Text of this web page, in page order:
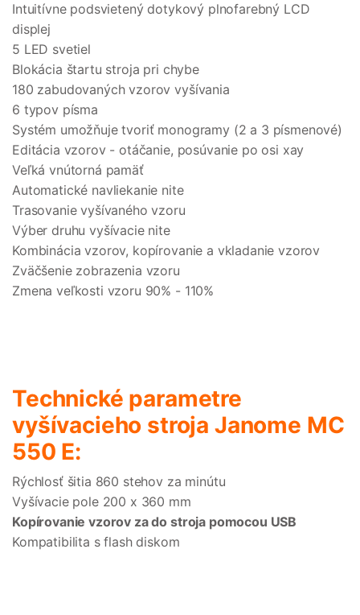
Intuitívne podsvietený dotykový plnofarebný LCD
displej
5 LED svetiel
Blokácia štartu stroja pri chybe
180 zabudovaných vzorov vyšívania
6 typov písma
Systém umožňuje tvoriť monogramy (2 a 3 písmenové)
Editácia vzorov - otáčanie, posúvanie po osi xay
Veľká vnútorná pamäť
Automatické navliekanie nite
Trasovanie vyšívaného vzoru
Výber druhu vyšívacie nite
Kombinácia vzorov, kopírovanie a vkladanie vzorov
Zväčšenie zobrazenia vzoru
Zmena veľkosti vzoru 90% - 110%
Technické parametre
vyšívacieho stroja Janome MC
550 E:
Rýchlosť šitia 860 stehov za minútu
Vyšívacie pole 200 x 360 mm
Kopírovanie vzorov za do stroja pomocou USB
Kompatibilita s flash diskom